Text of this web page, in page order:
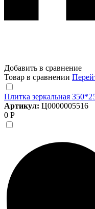
Добавить в сравнение
Товар в сравнении
Плитка зеркальная
Артикул: Ц0000005516
0 Р